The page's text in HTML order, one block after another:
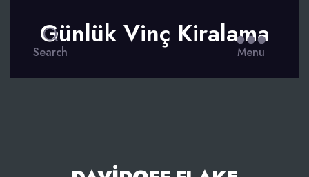
Search
Günlük Vinç Kiralama
Menu